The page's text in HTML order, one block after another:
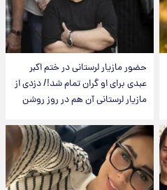
حضور مازیار لرستانی در ختم اکبر
عبدی برای او گران تمام شد!/ دزدی از
مازیار لرستانی آن هم در روز روشن